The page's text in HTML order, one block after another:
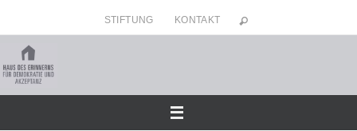
Inhalt
springen
STIFTUNG KONTAKT